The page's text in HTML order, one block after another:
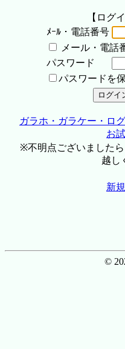
【ログ
ﾒｰﾙ・電話番号
メール・電話
パスワード
パスワードを
ガラホ・ガラケー・ロ
お
※不明点ございました
越し
新
©